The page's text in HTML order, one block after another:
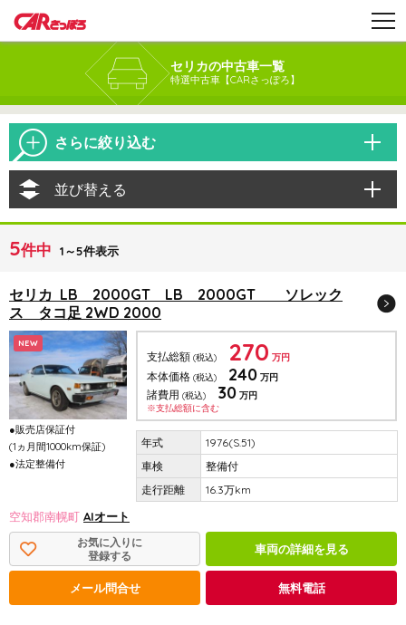
セリカの中古車一覧
特選中古車【CARさっぽろ】
さらに絞り込む
並び替える
5件中 1～5件表示
セリカ LB 2000GT LB 2000GT ソレック
ス タコ足 2WD 2000
NEW
●販売店保証付
(1ヵ月間1000km保証)
●法定整備付
支払総額 (税込) 270 万円
本体価格 (税込) 240 万円
諸費用 (税込) 30 万円
※支払総額に含む
1976(S.51)
整備付
16.3万km
空知郡南幌町 AIオート
お気に入りに
登録する
車両の詳細を見る
メール問合せ 無料電話